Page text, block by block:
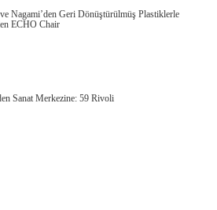
Nagami’den Geri Dönüştürülmüş Plastiklerle
ECHO Chair
Sanat Merkezine: 59 Rivoli